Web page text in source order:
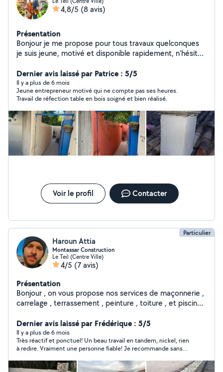
4,8/5 (8 avis)
Présentation
Bonjour je me propose pour tous travaux quelconques
je suis jeune, motivé et disponible rapidement, n'hésitez
Dernier avis laissé par Patrice : 5/5
Il y a plus de 6 mois
Jeune entrepreneur motivé qui ne compte pas ses heures.
Travail de réfection table en bois soigné et bien réalisé.
Voir le profil Contacter
Particulier
Haroun Attia
Montassar Construction
Le Teil (Centre Ville)
4/5 (7 avis)
Présentation
Bonjour , on vous propose nos services de maçonnerie ,
carrelage , terrassement , peinture , toiture , et piscines
Dernier avis laissé par Frédérique : 5/5
Il y a plus de 6 mois
Très réactif et ponctuel! Un beau travail en tandem, nickel, rien
à redire. Vraiment une personne fiable! Je recommande sans